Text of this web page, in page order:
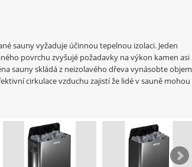
sauny vyžaduje účinnou tepelnou izolaci. Jeden
povrchu zvyšujé požadavky na výkon kamen asi
sauny skládá z neizolavého dřeva vynásobte objem
cirkulace vzduchu zajistí že lidé v sauně mohou